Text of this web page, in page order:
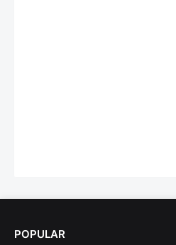
POPULAR